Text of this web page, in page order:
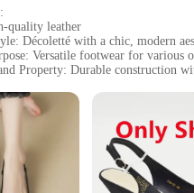
quality leather
Décoletté with a chic, modern
Versatile footwear for various
Property: Durable construction
Ideal for fashion-forward
donna sun68 Décoletté embodies
and a luxurious feel. The
outing, or a formal event, these